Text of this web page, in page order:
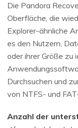
Die Pandora
Oberfläche, die
Explorer-ähnliche
es den Nutzern,
oder ihrer Größe zu
Durchsuchen und
von NTFS- und
Anzahl der